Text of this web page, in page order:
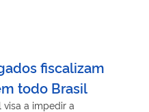
fiscalizam
todo Brasil
a impedir a